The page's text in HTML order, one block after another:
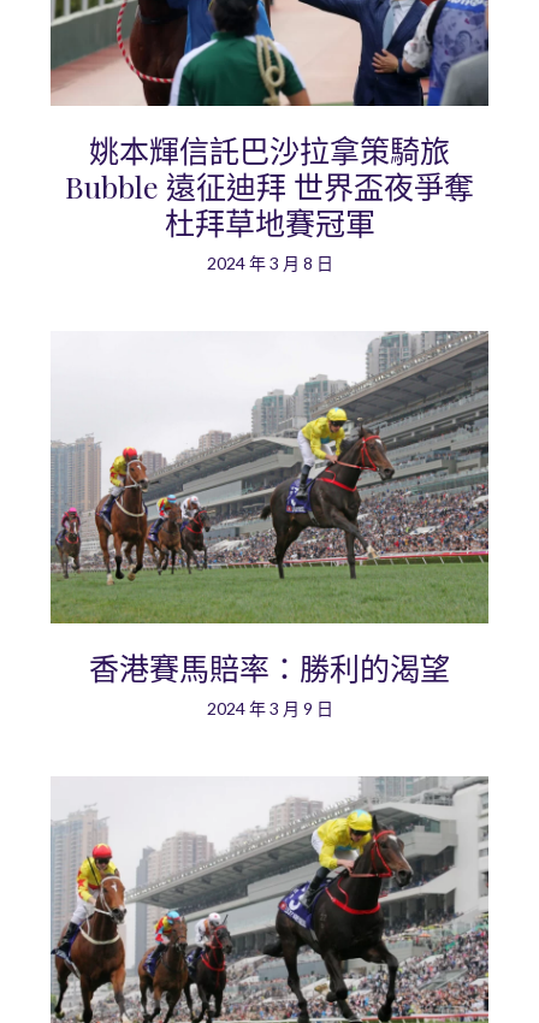
姚本輝信託巴沙拉拿策騎旅
Bubble 遠征迪拜 世界盃夜爭奪
杜拜草地賽冠軍
2024 年 3 月 8 日
香港賽馬賠率：勝利的渴望
2024 年 3 月 9 日